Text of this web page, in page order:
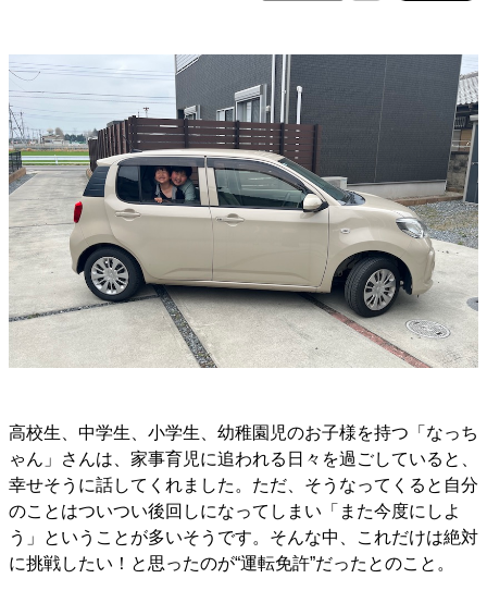
高校生、中学生、小学生、幼稚園児のお子様を持つ「なっち
ゃん」さんは、家事育児に追われる日々を過ごしていると、
幸せそうに話してくれました。ただ、そうなってくると自分
のことはついつい後回しになってしまい「また今度にしよ
う」ということが多いそうです。そんな中、これだけは絶対
に挑戦したい！と思ったのが“運転免許”だったとのこと。